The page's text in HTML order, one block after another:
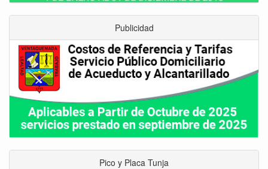
Publicidad
Pico y Placa Tunja